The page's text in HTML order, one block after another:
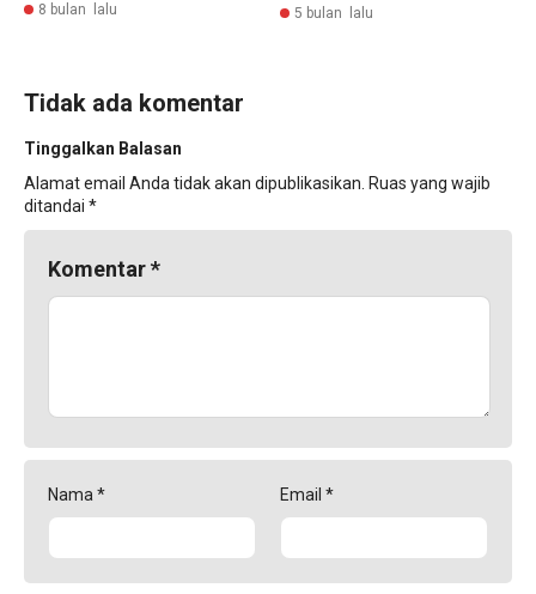
8 bulan lalu 5 bulan lalu
Tidak ada komentar
Tinggalkan Balasan
Alamat email Anda tidak akan dipublikasikan. Ruas yang wajib
ditandai *
Komentar*
Nama * Email *